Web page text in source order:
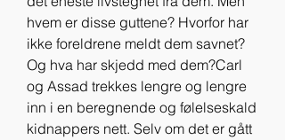
hvem er disse guttene? Hvorfor har
ikke foreldrene meldt dem savnet?
Og hva har skjedd med dem?Carl
og Assad trekkes lengre og lengre
inn i en beregnende og følelseskald
kidnappers nett. Selv om det er gått